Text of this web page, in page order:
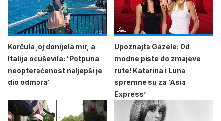
Korčula joj donijela mir, a
Italija oduševila: 'Potpuna
neopterećenost naljepši je
dio odmora'
Upoznajte Gazele: Od
modne piste do zmajeve
rute! Katarina i Luna
spremne su za ‘Asia
Express’